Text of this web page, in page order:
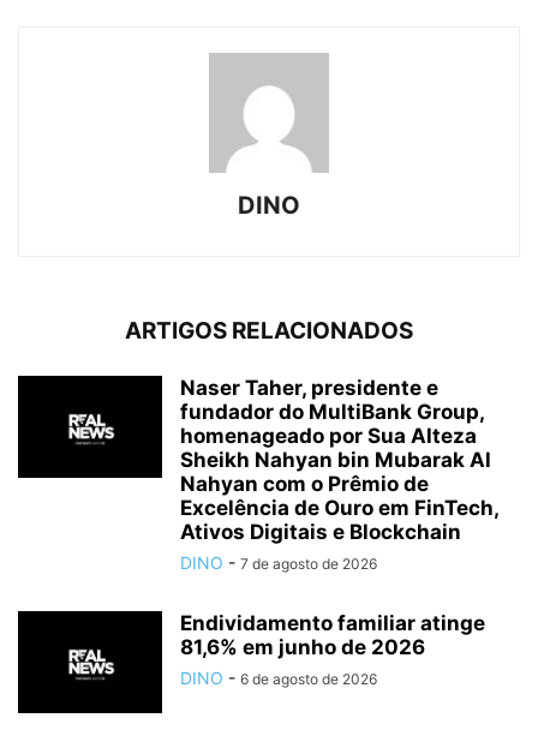
DINO
ARTIGOS RELACIONADOS
Naser Taher, presidente e
fundador do MultiBank Group,
homenageado por Sua Alteza
Sheikh Nahyan bin Mubarak Al
Nahyan com o Prêmio de
Excelência de Ouro em FinTech,
Ativos Digitais e Blockchain
DINO - 7 de agosto de 2026
Endividamento familiar atinge
81,6% em junho de 2026
DINO - 6 de agosto de 2026